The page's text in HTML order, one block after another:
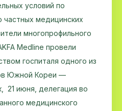
условий по
медицинских
многопрофильного
Medline провели
госпиталя одного из
Южной Кореи —
21 июня, делегация во
медицинского